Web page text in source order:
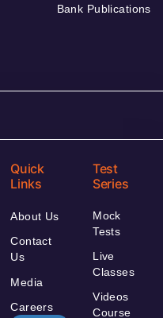
Bank Publications
Quick
Links
About Us
Contact
Us
Media
Careers
Test
Series
Mock
Tests
Live
Classes
Videos
Course